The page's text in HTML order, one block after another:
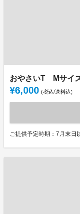
おやさいT Mサイ
¥6,000 (税込/送料込)
ご提供予定時期：7月末